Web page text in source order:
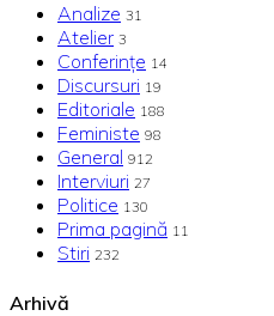
Analize 31
Atelier 3
Conferințe 14
Discursuri 19
Editoriale 188
Feministe 98
General 912
Interviuri 27
Politice 130
Prima pagină 11
Stiri 232
Arhivă